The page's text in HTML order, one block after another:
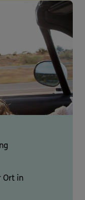
Ort in